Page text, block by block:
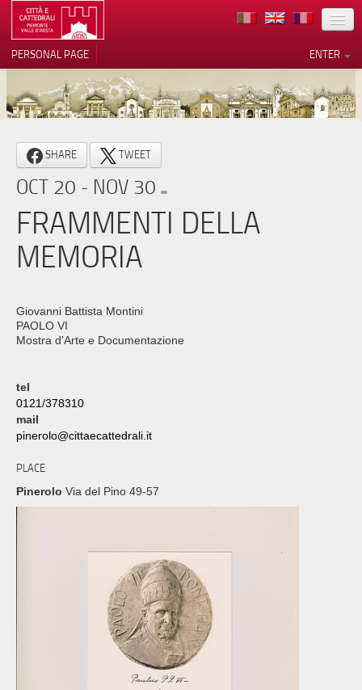
LOCATION
ARCHITECTURE
MUSEUMS
ITINERARIES
EVENTS
CONTACTS
PRESS
ENTER
PERSONAL PAGE
SHARE TWEET
OCT 20 - NOV 30
FRAMMENTI DELLA
MEMORIA
Giovanni Battista Montini
PAOLO VI
Mostra d'Arte e Documentazione
tel
0121/378310
mail
pinerolo@cittaecattedrali.it
PLACE
Pinerolo Via del Pino 49-57
Notice at collection
Your Privacy Choices